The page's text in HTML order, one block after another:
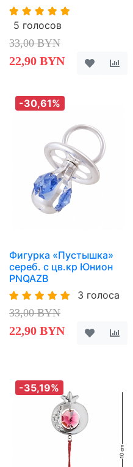
5 голосов
33,00 BYN
22,90 BYN
-30,61%
Фигурка «Пустышка»
сереб. с цв.кр Юнион
PNQAZB
3 голоса
33,00 BYN
22,90 BYN
-35,19%